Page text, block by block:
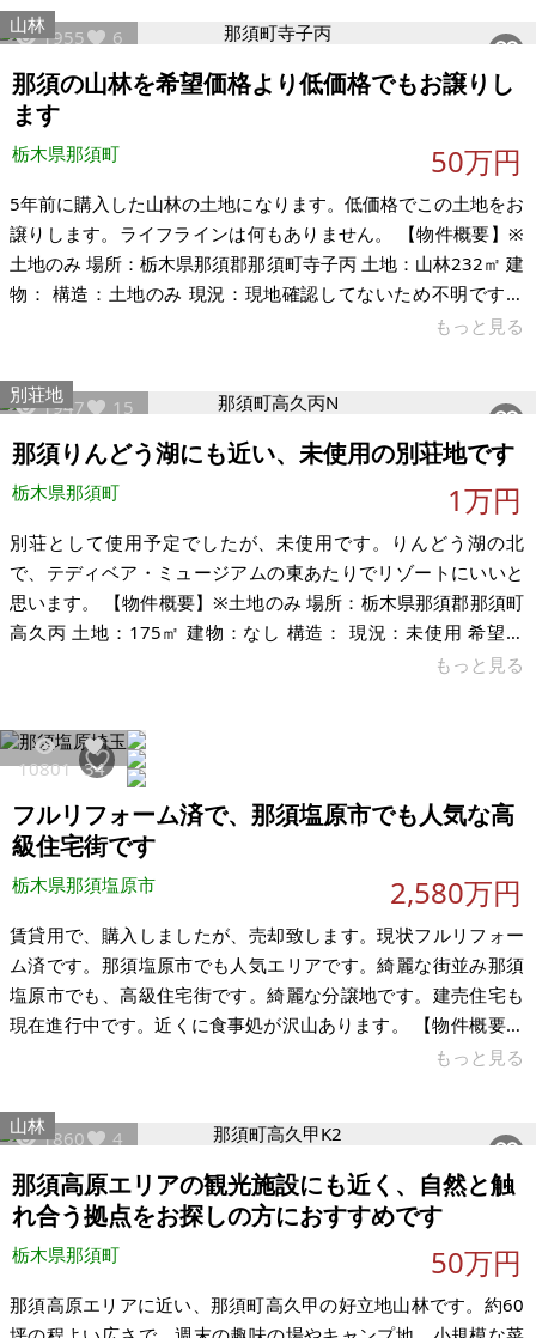
イレはリフォーム済みですが、簡易水洗となります。 【物件概
要】※古屋付土地 場所：栃木県那須郡那須町 土地：359㎡（約
108坪） 建物：2LDK 59.2㎡ 構造：木造亜鉛メッキ鋼板葺き
平家建て(昭和54年築) 現況：リフォーム済み 希望価格：400万
円
1955 6
山林
那須の山林を希望価格より低価格でもお譲りし
ます
栃木県那須町 50万円
5年前に購入した山林の土地になります。低価格でこの土地をお
譲りします。ライフラインは何もありません。 【物件概要】※
土地のみ 場所：栃木県那須郡那須町寺子丙 土地：山林232㎡ 建
物： 構造：土地のみ 現況：現地確認してないため不明です。
と実際の取引価格とが異なる価格にて商談合意される場合もあ
ります。 ※物件を安く購入しても、購入後の維持費（税金、修
繕費など）のほうが多くかかる場合もあります。ご購入に際し
ては十分ご留意の上、ご判断ください。
もっと見る
1947 15
別荘地
那須りんどう湖にも近い、未使用の別荘地です
栃木県那須町 1万円
別荘として使用予定でしたが、未使用です。りんどう湖の北
で、テディベア・ミュージアムの東あたりでリゾートにいいと
思います。 【物件概要】※土地のみ 場所：栃木県那須郡那須町
高久丙 土地：175㎡ 建物：なし 構造： 現況：未使用 希望価
かっていません。 ※問い合わせ多数あるいは取引条件等によ
り、上記と実際の取引価格とが異なる価格にて商談合意される
場合もあります。 ※物件を安く購入しても、購入後の維持費
（税金、修繕
もっと見る
10801 34
フルリフォーム済で、那須塩原市でも人気な高
級住宅街です
栃木県那須塩原市 2,580万円
賃貸用で、購入しましたが、売却致します。現状フルリフォー
ム済です。那須塩原市でも人気エリアです。綺麗な街並み那須
塩原市でも、高級住宅街です。綺麗な分譲地です。建売住宅も
現在進行中です。近くに食事処が沢山あります。 【物件概要】
※古屋付土地 場所：栃木県那須塩原市埼玉 土地：248.05㎡ 建
ーム済 希望価格：2,580万円 賃貸の場合：10万円/月（ペット
可） 民泊でご利用の場合：15万円/月 ※現状有姿、および公簿
売買でのお取引きとなります。
もっと見る
1860 4
山林
那須高原エリアの観光施設にも近く、自然と触
れ合う拠点をお探しの方におすすめです
栃木県那須町 50万円
那須高原エリアに近い、那須町高久甲の好立地山林です。約60